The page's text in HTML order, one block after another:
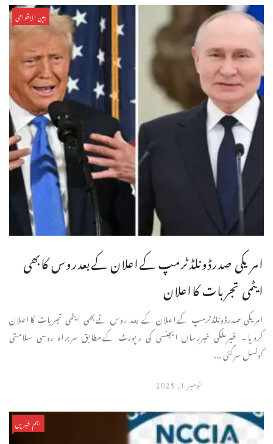
بین الاقوامی
امریکی صدرڈونلڈٹرمپ کےاعلان کےبعدروس کابھی
ایٹمی تجربات کااعلان
امریکی صدرڈونلڈٹرمپ کےاعلان کے بعد روس نےبھی ایٹمی تجربات کااعلان
کردیا۔ غیرملکی خبررساں ایجنسی کی رپورٹ کےمطابق سربراہ روسی سلامتی
کونسل سرگئی ...
نومبر 1, 2025
اہم خبریں